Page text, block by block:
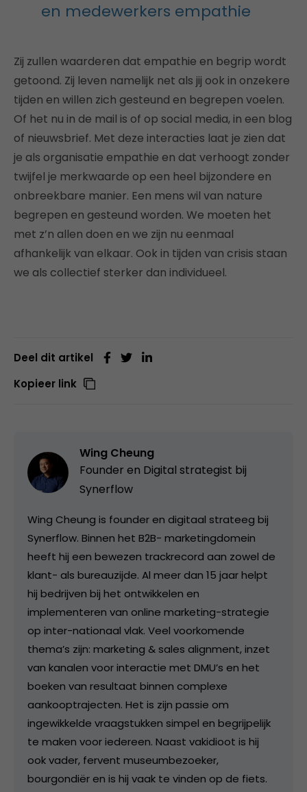
en medewerkers empathie
Zij zullen waarderen dat empathie en begrip wordt
getoond. Zij leven namelijk net als jij ook in onzekere
tijden en willen zich gesteund en begrepen voelen.
Of het nu in de mail is of op social media, in een blog
of nieuwsbrief. Met deze interacties laat je zien dat
je als organisatie empathie en dat verhoogt zonder
twijfel je merkwaarde op een heel bijzondere en
onbreekbare manier. Een mens wil van nature
begrepen en gesteund worden. We moeten het
met z’n allen doen en we zijn nu eenmaal
afhankelijk van elkaar. Ook in tijden van crisis staan
we als collectief sterker dan individueel.
Deel dit artikel
Kopieer link
Wing Cheung
Founder en Digital strategist bij
Synerflow
Wing Cheung is founder en digitaal strateeg bij
Synerflow. Binnen het B2B- marketingdomein
heeft hij een bewezen trackrecord aan zowel de
klant- als bureauzijde. Al meer dan 15 jaar helpt
hij bedrijven bij het ontwikkelen en
implementeren van online marketing-strategie
op inter-nationaal vlak. Veel voorkomende
thema’s zijn: marketing & sales alignment, inzet
van kanalen voor interactie met DMU’s en het
boeken van resultaat binnen complexe
aankooptrajecten. Het is zijn passie om
ingewikkelde vraagstukken simpel en begrijpelijk
te maken voor iedereen. Naast vakidioot is hij
ook vader, fervent museumbezoeker,
bourgondiër en is hij vaak te vinden op de fiets.